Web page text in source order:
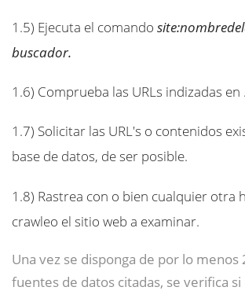
1.5) Ejecuta el comando
buscador.
1.6) Comprueba las URLs indizadas en .
1.7) Solicitar las URL's o contenidos
base de datos, de ser posible.
1.8) Rastrea con o bien cualquier otra
crawleo el sitio web a examinar.
Una vez se disponga de por lo menos
fuentes de datos citadas, se verifica si